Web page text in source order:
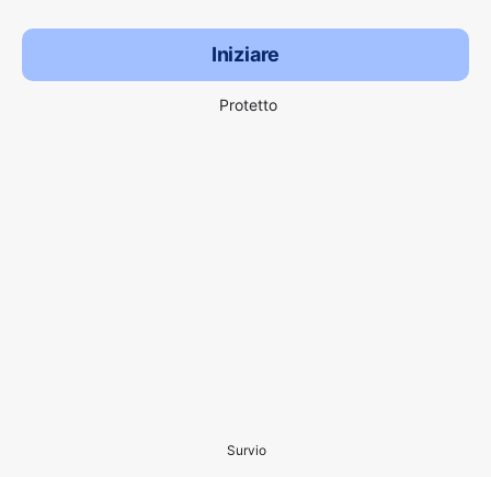
Iniziare
Protetto
Survio